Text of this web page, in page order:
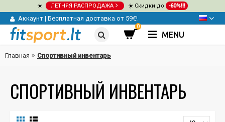
☀️ ЛЕТНЯЯ РАСПРОДАЖА ☀️ Скидки до -60%!!!
Аккаунт | Бесплатная доставка от 59€!
0
MENU
Главная Спортивный инвентарь
СПОРТИВНЫЙ ИНВЕНТАРЬ